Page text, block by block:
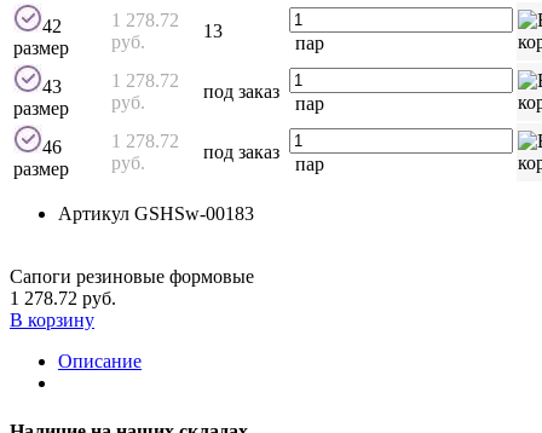
42
размер
1 278.72
руб.
13
пар
43
размер
1 278.72
руб.
под заказ
пар
46
размер
1 278.72
руб.
под заказ
пар
Артикул GSHSw-00183
Сапоги резиновые формовые
1 278.72 руб.
В корзину
Описание